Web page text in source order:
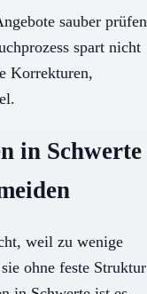
sauber prüfen
spart nicht
Korrekturen,
in Schwerte
weil zu wenige
ohne feste Struktur